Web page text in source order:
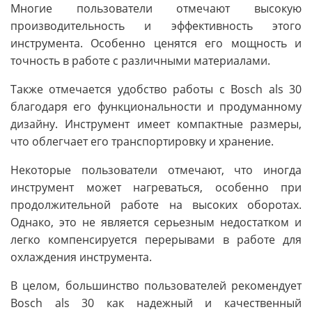
Многие пользователи отмечают высокую
производительность и эффективность этого
инструмента. Особенно ценятся его мощность и
точность в работе с различными материалами.
Также отмечается удобство работы с Bosch als 30
благодаря его функциональности и продуманному
дизайну. Инструмент имеет компактные размеры,
что облегчает его транспортировку и хранение.
Некоторые пользователи отмечают, что иногда
инструмент может нагреваться, особенно при
продолжительной работе на высоких оборотах.
Однако, это не является серьезным недостатком и
легко компенсируется перерывами в работе для
охлаждения инструмента.
В целом, большинство пользователей рекомендует
Bosch als 30 как надежный и качественный